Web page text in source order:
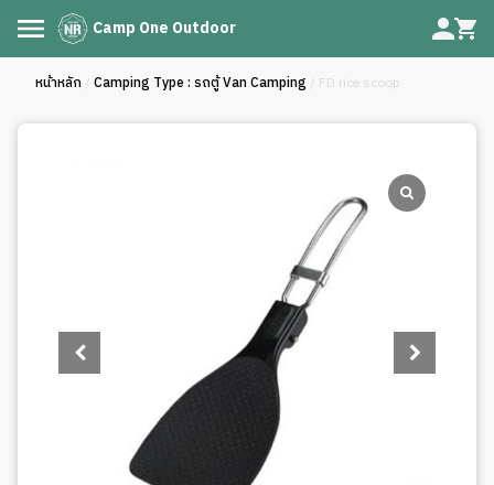
Camp One Outdoor
หน้าหลัก / Camping Type : รถตู้ Van Camping / FD rice scoop